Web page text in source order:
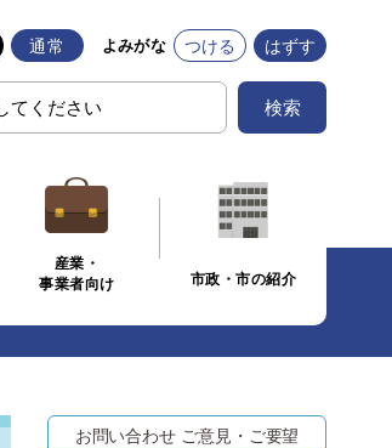
通常 よみがな つける はずす
検索
産業・
事業者向け
市政・市の紹介
お問い合わせ ご意見・ご要望